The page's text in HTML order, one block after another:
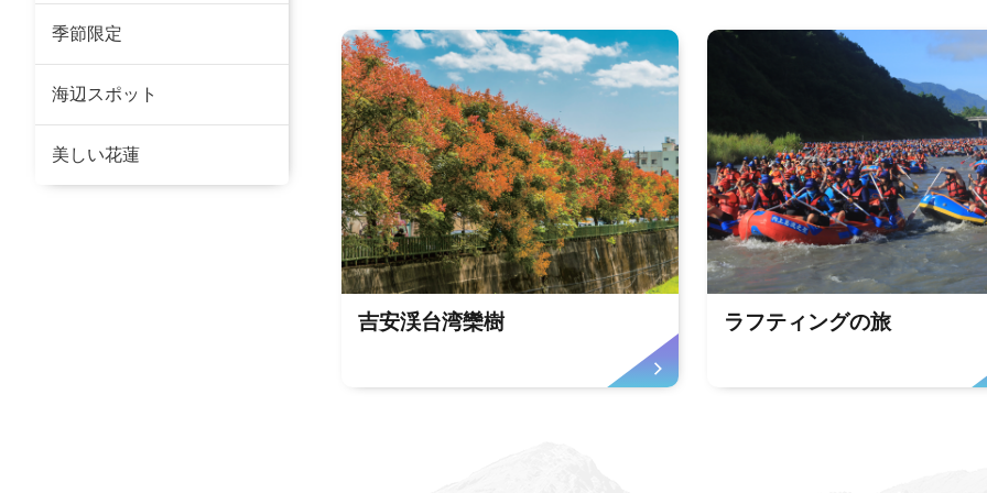
季節限定
海辺スポット
美しい花蓮
吉安渓台湾欒樹 ラフティングの旅